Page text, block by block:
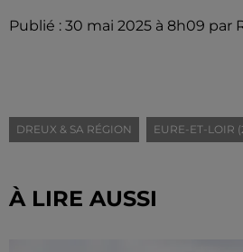
Publié : 30 mai 2025 à 8h09
DREUX & SA RÉGION EURE-ET-LOIR
À LIRE AUSSI